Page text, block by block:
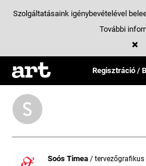
Regisztráció /
Soós Timea / tervezőgrafikus
Szolgáltatásaink igénybevételével
További